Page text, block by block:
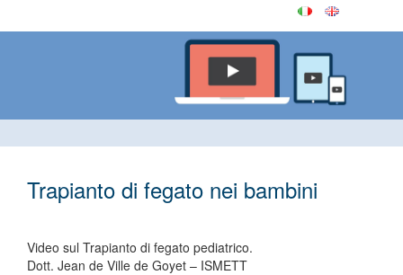
Trapianto di fegato nei bambini
Video sul Trapianto di fegato pediatrico.
Dott. Jean de Ville de Goyet – ISMETT